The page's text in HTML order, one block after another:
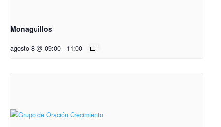
Monaguillos
agosto 8 @ 09:00 - 11:00